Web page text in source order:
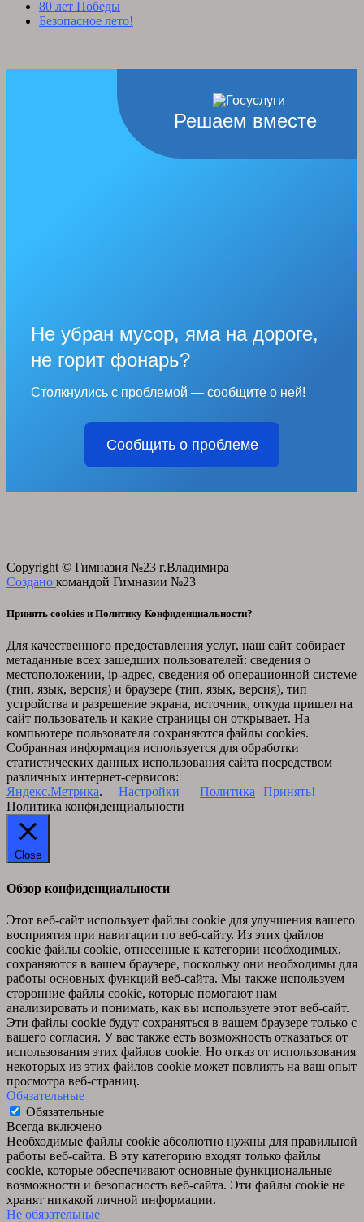
80 лет Победы
Безопасное лето!
Решаем вместе
Не убран мусор, яма на дороге,
не горит фонарь?
Столкнулись с проблемой — сообщите о ней!
Сообщить о проблеме
Copyright © Гимназия №23 г.Владимира
Создано командой Гимназии №23
Принять cookies и Политику Конфиденциальности?
Для качественного предоставления услуг, наш сайт собирает
метаданные всех зашедших пользователей: сведения о
местоположении, ip-адрес, сведения об операционной системе
(тип, язык, версия) и браузере (тип, язык, версия), тип
устройства и разрешение экрана, источник, откуда пришел на
сайт пользователь и какие страницы он открывает. На
компьютере пользователя сохраняются файлы cookies.
Собранная информация используется для обработки
статистических данных использования сайта посредством
различных интернет-сервисов:
Яндекс.Метрика. Настройки Политика
Принять!
Политика конфиденциальности
Close
Обзор конфиденциальности
Этот веб-сайт использует файлы cookie для улучшения вашего
восприятия при навигации по веб-сайту. Из этих файлов
cookie файлы cookie, отнесенные к категории необходимых,
сохраняются в вашем браузере, поскольку они необходимы для
работы основных функций веб-сайта. Мы также используем
сторонние файлы cookie, которые помогают нам
анализировать и понимать, как вы используете этот веб-сайт.
Эти файлы cookie будут сохраняться в вашем браузере только с
вашего согласия. У вас также есть возможность отказаться от
использования этих файлов cookie. Но отказ от использования
некоторых из этих файлов cookie может повлиять на ваш опыт
просмотра веб-страниц.
Обязательные
Обязательные
Всегда включено
Необходимые файлы cookie абсолютно нужны для правильной
работы веб-сайта. В эту категорию входят только файлы
cookie, которые обеспечивают основные функциональные
возможности и безопасность веб-сайта. Эти файлы cookie не
хранят никакой личной информации.
Не обязательные